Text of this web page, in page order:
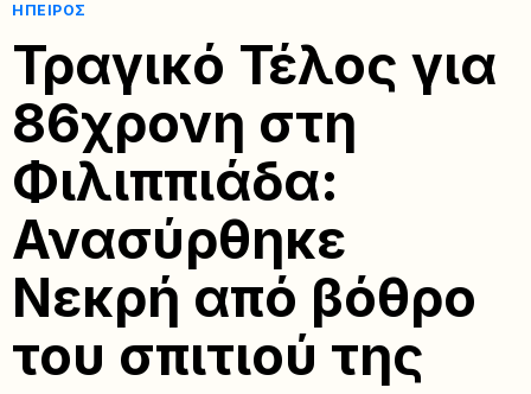
ΉΠΕΙΡΟΣ
Τραγικό Τέλος για
86χρονη στη
Φιλιππιάδα:
Ανασύρθηκε
Νεκρή από βόθρο
του σπιτιού της